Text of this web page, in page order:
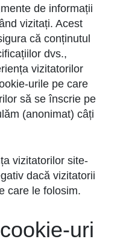
de informații
vizitați. Acest
că conținutul
dvs.,
vizitatorilor
urile pe care
să se înscrie pe
(anonimat) câți
vizitatorilor site-
dacă vizitatorii
care le folosim.
uri